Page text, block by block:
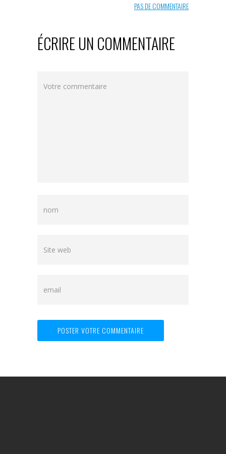
PAS DE COMMENTAIRE
ÉCRIRE UN COMMENTAIRE